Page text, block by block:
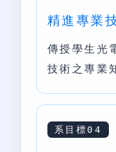
精進專業
傳授學生光
技術之專業
系目標04